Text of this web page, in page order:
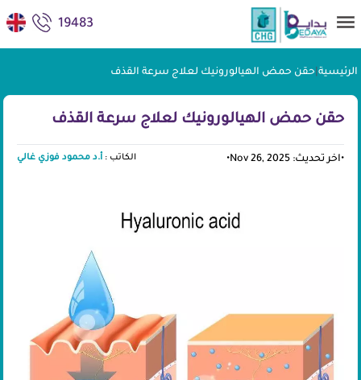
الرئيسية حقن حمض الهيالورونيك لعلاج سرعة القذف
حقن حمض الهيالورونيك لعلاج سرعة القذف
الكاتب : أ.د محمود فوزي غالي •اخر تحديث: Nov 26, 2025 •
19483